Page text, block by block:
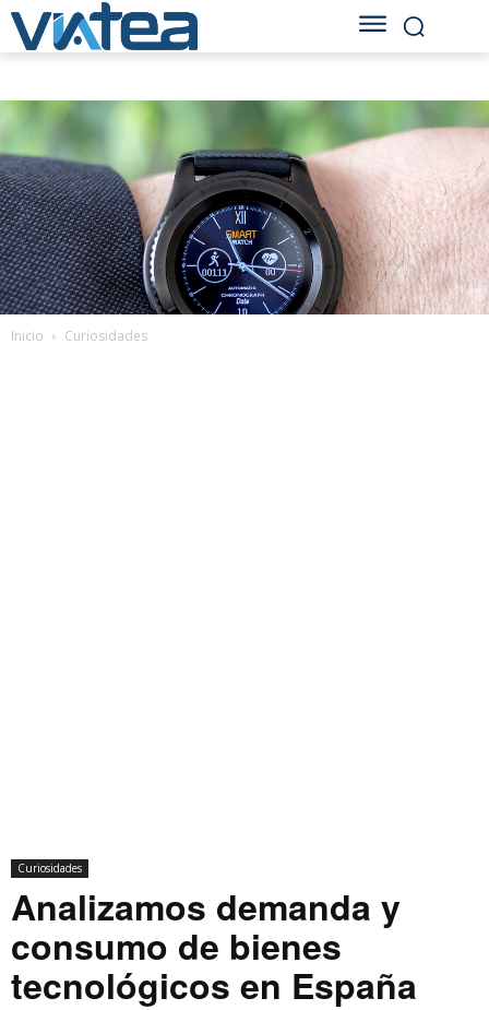
Inicio Curiosidades
Curiosidades
Analizamos demanda y
consumo de bienes
tecnológicos en España